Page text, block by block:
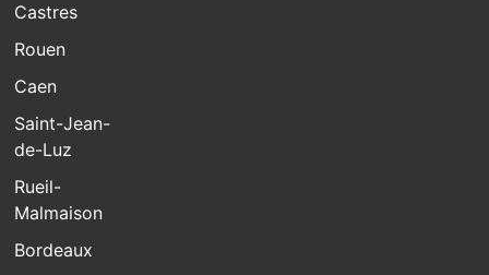
Castres
Rouen
Caen
Saint-Jean-
de-Luz
Rueil-
Malmaison
Bordeaux